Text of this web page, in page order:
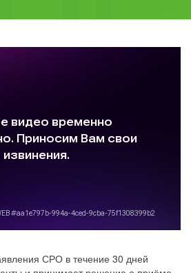
СРО в течение 30 дней